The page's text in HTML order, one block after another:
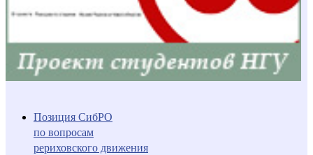
Позиция СибРО
по вопросам
рериховского движения